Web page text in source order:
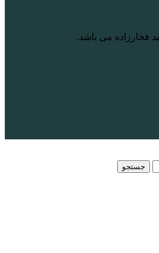
فخارزاده می باشد.
جستجو